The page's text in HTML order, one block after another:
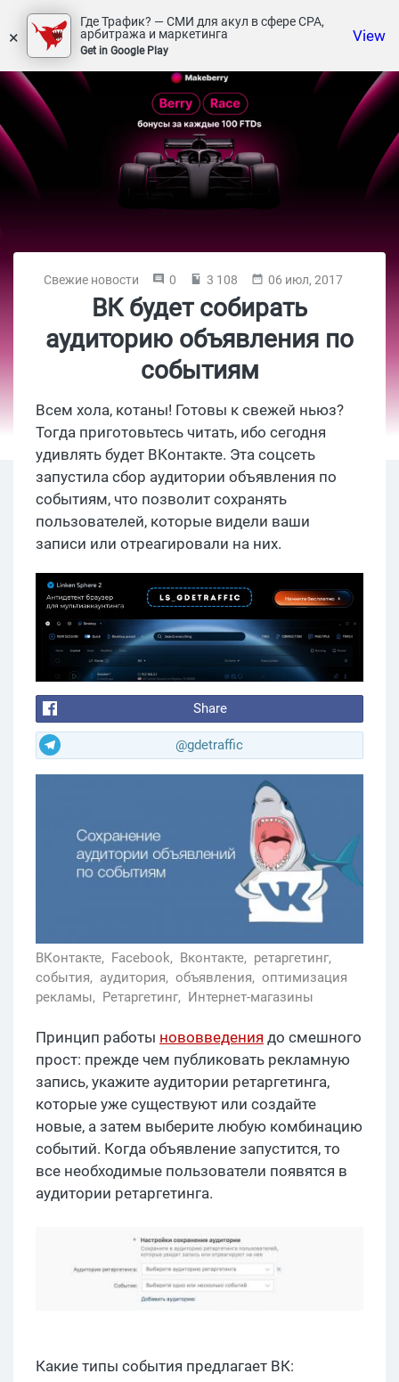
×
Где Трафик? — СМИ для акул в сфере СРА,
арбитража и маркетинга
Get in Google Play
View
Свежие новости 0 3 108 06 июл, 2017
ВК будет собирать
аудиторию объявления по
событиям
Всем хола, котаны! Готовы к свежей ньюз?
Тогда приготовьтесь читать, ибо сегодня
удивлять будет ВКонтакте. Эта соцсеть
запустила сбор аудитории объявления по
событиям, что позволит сохранять
пользователей, которые видели ваши
записи или отреагировали на них.
Share
@gdetraffic
ВКонтакте, Facebook, Вконтакте, ретаргетинг,
события, аудитория, объявления, оптимизация
рекламы, Ретаргетинг, Интернет-магазины
Принцип работы нововведения до смешного
прост: прежде чем публиковать рекламную
запись, укажите аудитории ретаргетинга,
которые уже существуют или создайте
новые, а затем выберите любую комбинацию
событий. Когда объявление запустится, то
все необходимые пользователи появятся в
аудитории ретаргетинга.
Какие типы события предлагает ВК: